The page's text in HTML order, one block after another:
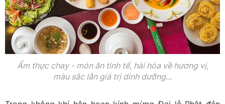
Ẩm thực chay - món ăn tinh tế, hài hòa về hương vị,
màu sắc lẫn giá trị dinh dưỡng...